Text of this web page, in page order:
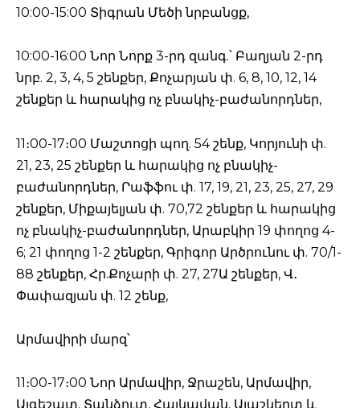
10:00-15:00 Տիգրան Մեծի նրբանցք,
10:00-16:00 Նոր Նորք 3-րդ զանգ.՝ Բաղյան 2-րդ
նրբ. 2, 3, 4, 5 շենքեր, Քոչարյան փ. 6, 8, 10, 12, 14
շենքեր և հարակից ոչ բնակիչ-բաժանորդներ,
11։00-17։00 Մաշտոցի պող. 54 շենք, Կորյունի փ.
21, 23, 25 շենքեր և հարակից ոչ բնակիչ-
բաժանորդներ, Րաֆֆու փ. 17, 19, 21, 23, 25, 27, 29
շենքեր, Միքայելյան փ. 70,72 շենքեր և հարակից
ոչ բնակիչ-բաժանորդներ, Արաբկիր 19 փողոց 4-
6; 21 փողոց 1-2 շենքեր, Գրիգոր Արծրունու փ. 70/1-
88 շենքեր, Հր.Քոչարի փ. 27, 27Ա շենքեր, Վ․
Փափազյան փ. 12 շենք,
Արմավիրի մարզ՝
11։00-17։00 Նոր Արմավիր, Ջրաշեն, Արմավիր,
Այգեշատ, Տանձուտ, Հայկավան, Ալաշկերտ և